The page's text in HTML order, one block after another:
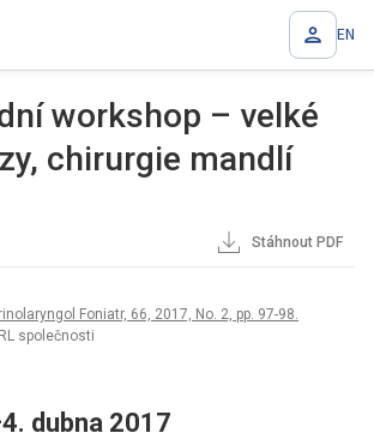
EN
workshop – velké
chirurgie mandlí
Stáhnout PDF
Foniatr, 66, 2017, No. 2, pp. 97-98.
společnosti
dubna 2017